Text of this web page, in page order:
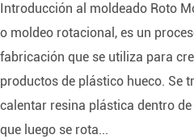
Introducción al moldeado Roto
o moldeo rotacional, es un
fabricación que se utiliza para
productos de plástico hueco. Se
calentar resina plástica dentro
que luego se rota...